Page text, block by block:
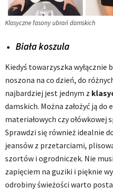
Klasyczne fasony ubrań damskich
Biała koszula
Kiedyś towarzyszka wyłącznie
noszona na co dzień, do
najbardziej jest jednym z
damskich. Można założyć ją do
materiałowych czy ołówkowej
Sprawdzi się również idealnie
jeansów z przetarciami,
szortów i ogrodniczek. Nie
zapięciem na guziki i pięknie
odrobiny świeżości warto